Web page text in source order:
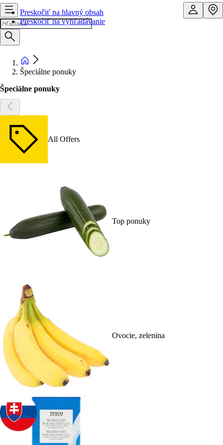
Preskočiť na hlavný obsah
Preskočiť na vyhľadávanie
Špeciálne ponuky
Špeciálne ponuky
All Offers
Top ponuky
Ovocie, zelenina